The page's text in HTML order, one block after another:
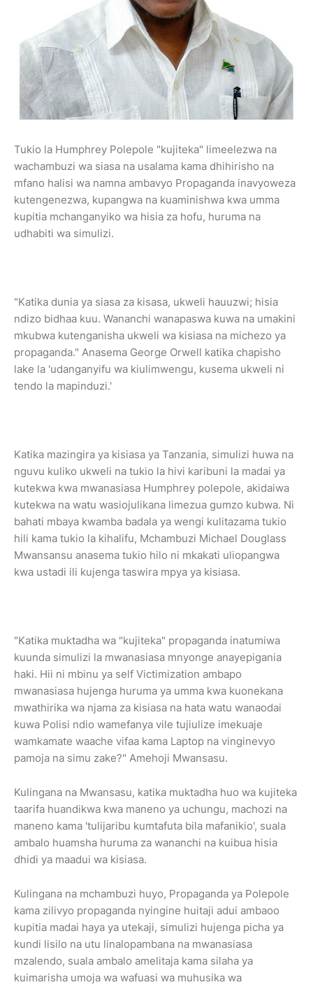
Tukio la Humphrey Polepole "kujiteka" limeelezwa na
wachambuzi wa siasa na usalama kama dhihirisho na
mfano halisi wa namna ambavyo Propaganda inavyoweza
kutengenezwa, kupangwa na kuaminishwa kwa umma
kupitia mchanganyiko wa hisia za hofu, huruma na
udhabiti wa simulizi.
"Katika dunia ya siasa za kisasa, ukweli hauuzwi; hisia
ndizo bidhaa kuu. Wananchi wanapaswa kuwa na umakini
mkubwa kutenganisha ukweli wa kisiasa na michezo ya
propaganda." Anasema George Orwell katika chapisho
lake la 'udanganyifu wa kiulimwengu, kusema ukweli ni
tendo la mapinduzi.'
Katika mazingira ya kisiasa ya Tanzania, simulizi huwa na
nguvu kuliko ukweli na tukio la hivi karibuni la madai ya
kutekwa kwa mwanasiasa Humphrey polepole, akidaiwa
kutekwa na watu wasiojulikana limezua gumzo kubwa. Ni
bahati mbaya kwamba badala ya wengi kulitazama tukio
hili kama tukio la kihalifu, Mchambuzi Michael Douglass
Mwansansu anasema tukio hilo ni mkakati uliopangwa
kwa ustadi ili kujenga taswira mpya ya kisiasa.
"Katika muktadha wa "kujiteka" propaganda inatumiwa
kuunda simulizi la mwanasiasa mnyonge anayepigania
haki. Hii ni mbinu ya self Victimization ambapo
mwanasiasa hujenga huruma ya umma kwa kuonekana
mwathirika wa njama za kisiasa na hata watu wanaodai
kuwa Polisi ndio wamefanya vile tujiulize imekuaje
wamkamate waache vifaa kama Laptop na vinginevyo
pamoja na simu zake?" Amehoji Mwansasu.
Kulingana na Mwansasu, katika muktadha huo wa kujiteka
taarifa huandikwa kwa maneno ya uchungu, machozi na
maneno kama 'tulijaribu kumtafuta bila mafanikio', suala
ambalo huamsha huruma za wananchi na kuibua hisia
dhidi ya maadui wa kisiasa.
Kulingana na mchambuzi huyo, Propaganda ya Polepole
kama zilivyo propaganda nyingine huitaji adui ambaoo
kupitia madai haya ya utekaji, simulizi hujenga picha ya
kundi lisilo na utu linalopambana na mwanasiasa
mzalendo, suala ambalo amelitaja kama silaha ya
kuimarisha umoja wa wafuasi wa muhusika wa